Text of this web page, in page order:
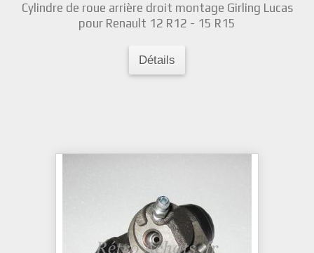
Cylindre de roue arrière droit montage Girling Lucas
pour Renault 12 R12 - 15 R15
Détails